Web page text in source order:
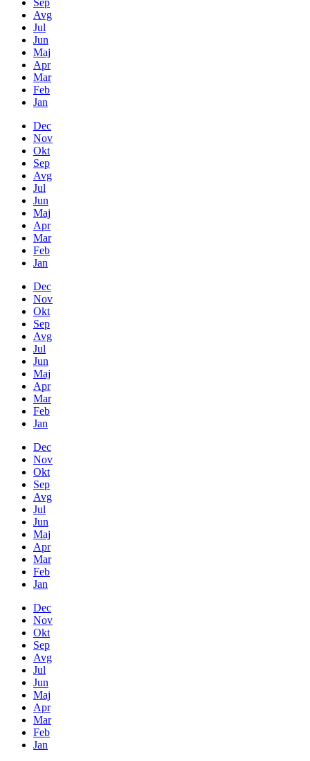
Avg
Jul
Jun
Maj
Apr
Mar
Feb
Jan
Dec
Nov
Okt
Sep
Avg
Jul
Jun
Maj
Apr
Mar
Feb
Jan
Dec
Nov
Okt
Sep
Avg
Jul
Jun
Maj
Apr
Mar
Feb
Jan
Dec
Nov
Okt
Sep
Avg
Jul
Jun
Maj
Apr
Mar
Feb
Jan
Dec
Nov
Okt
Sep
Avg
Jul
Jun
Maj
Apr
Mar
Feb
Jan